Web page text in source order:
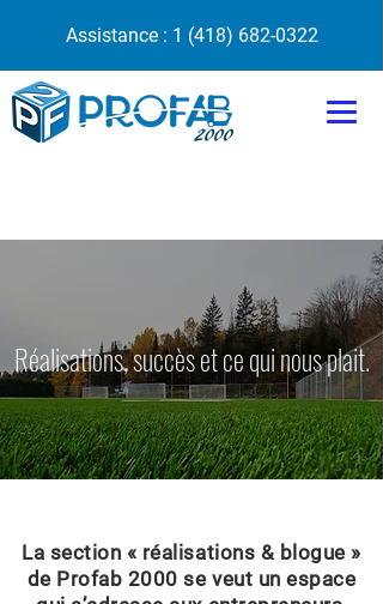
Assistance : 1 (418) 682-0322
Réalisations, succès et ce qui nous plait.
La section « réalisations & blogue »
de Profab 2000 se veut un espace